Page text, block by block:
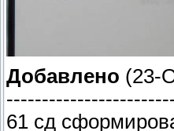
Добавлено (23-
61 сд